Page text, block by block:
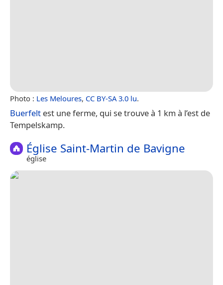
Photo : Les Meloures, CC BY-SA 3.0 lu.
Buerfelt est une ferme, qui se trouve à 1 km à l’est de
Tempelskamp.
Église Saint-Martin de Bavigne
église